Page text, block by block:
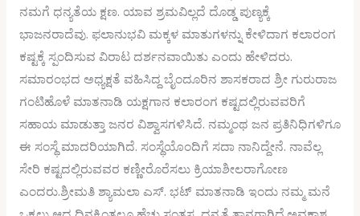
ನಮಗೆ ಧನ್ಯತೆಯ ಕ್ಷಣ. ಯಾವ ಶ್ರಮವಿಲ್ಲದೆ ದೊಡ್ಡ ಪುಣ್ಯಕ್ಕೆ
ಭಾಜನರಾದೆವು. ಫಲಾನುಭವಿ ಮಕ್ಕಳ ಮಾತುಗಳನ್ನು ಕೇಳಿದಾಗ ಕಲಾರಂಗ
ಕಷ್ಟಕ್ಕೆ ಸ್ಪಂದಿಸುವ ವಿರಾಟ ದರ್ಶನವಾಯಿತು ಎಂದು ಹೇಳಿದರು.
ಸಮಾರಂಭದ ಅಧ್ಯಕ್ಷತೆ ವಹಿಸಿದ್ದ ಬೈಂದೂರಿನ ಶಾಸಕರಾದ ಶ್ರೀ ಗುರುರಾಜ
ಗಂಟಿಹೊಳೆ ಮಾತನಾಡಿ ಯಕ್ಷಗಾನ ಕಲಾರಂಗ ಕಷ್ಟದಲ್ಲಿರುವವರಿಗೆ
ಸಹಾಯ ಮಾಡುತ್ತಾ ಜನರ ವಿಶ್ವಾಸಗಳಿಸಿದೆ. ನಮ್ಮಂಥ ಜನ ಪ್ರತಿನಿಧಿಗಳಿಗೂ
ಈ ಸಂಸ್ಥೆ ಮಾದರಿಯಾಗಿದೆ. ಸಂಸ್ಥೆಯೊಂದಿಗೆ ಸದಾ ನಾನಿದ್ದೇನೆ. ನಾವೆಲ್ಲ
ಸೇರಿ ಕಷ್ಟದಲ್ಲಿರುವವರ ಕಣ್ಣೀರೊರೆಸಲು ಕ್ರಿಯಾಶೀಲರಾಗೋಣ
ಎಂದರು.ಶ್ರೀಮತಿ ಶ್ಯಾಮಲಾ ಎಸ್. ಭಟ್ ಮಾತನಾಡಿ ಇಂದು ನಮ್ಮ ಮನೆ